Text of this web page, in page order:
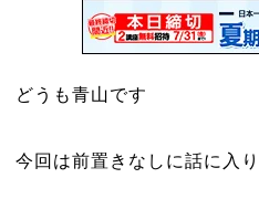
どうも青山です
今回は前置きなしに話に入り